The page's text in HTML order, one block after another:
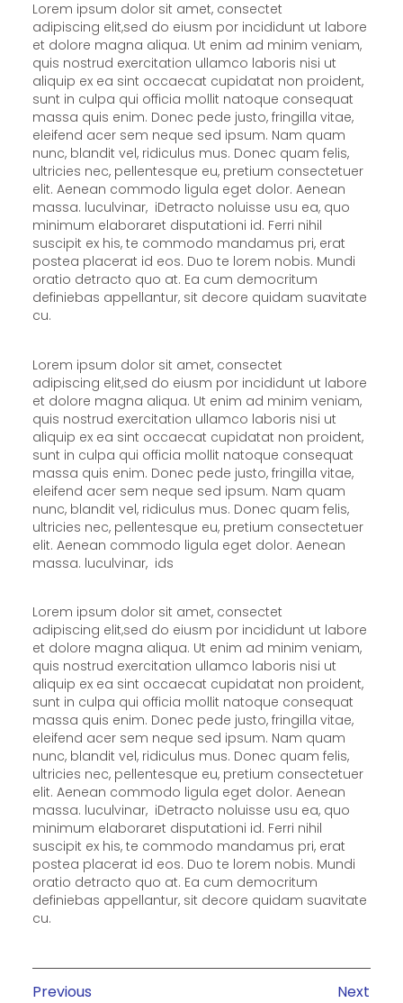
Lorem ipsum dolor sit amet, consectet
adipiscing elit,sed do eiusm por incididunt ut labore
et dolore magna aliqua. Ut enim ad minim veniam,
quis nostrud exercitation ullamco laboris nisi ut
aliquip ex ea sint occaecat cupidatat non proident,
sunt in culpa qui officia mollit natoque consequat
massa quis enim. Donec pede justo, fringilla vitae,
eleifend acer sem neque sed ipsum. Nam quam
nunc, blandit vel, ridiculus mus. Donec quam felis,
ultricies nec, pellentesque eu, pretium consectetuer
elit. Aenean commodo ligula eget dolor. Aenean
massa. luculvinar, iDetracto noluisse usu ea, quo
minimum elaboraret disputationi id. Ferri nihil
suscipit ex his, te commodo mandamus pri, erat
postea placerat id eos. Duo te lorem nobis. Mundi
oratio detracto quo at. Ea cum democritum
definiebas appellantur, sit decore quidam suavitate
cu.
Lorem ipsum dolor sit amet, consectet
adipiscing elit,sed do eiusm por incididunt ut labore
et dolore magna aliqua. Ut enim ad minim veniam,
quis nostrud exercitation ullamco laboris nisi ut
aliquip ex ea sint occaecat cupidatat non proident,
sunt in culpa qui officia mollit natoque consequat
massa quis enim. Donec pede justo, fringilla vitae,
eleifend acer sem neque sed ipsum. Nam quam
nunc, blandit vel, ridiculus mus. Donec quam felis,
ultricies nec, pellentesque eu, pretium consectetuer
elit. Aenean commodo ligula eget dolor. Aenean
massa. luculvinar, ids
Lorem ipsum dolor sit amet, consectet
adipiscing elit,sed do eiusm por incididunt ut labore
et dolore magna aliqua. Ut enim ad minim veniam,
quis nostrud exercitation ullamco laboris nisi ut
aliquip ex ea sint occaecat cupidatat non proident,
sunt in culpa qui officia mollit natoque consequat
massa quis enim. Donec pede justo, fringilla vitae,
eleifend acer sem neque sed ipsum. Nam quam
nunc, blandit vel, ridiculus mus. Donec quam felis,
ultricies nec, pellentesque eu, pretium consectetuer
elit. Aenean commodo ligula eget dolor. Aenean
massa. luculvinar, iDetracto noluisse usu ea, quo
minimum elaboraret disputationi id. Ferri nihil
suscipit ex his, te commodo mandamus pri, erat
postea placerat id eos. Duo te lorem nobis. Mundi
oratio detracto quo at. Ea cum democritum
definiebas appellantur, sit decore quidam suavitate
cu.
Previous Next